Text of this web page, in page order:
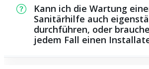
Zeitraum an der Schadensstelle
hängt unter anderem von der
zu dem Zeitraum ab sowie
Verkehrslage und der örtlichen
Kann ich die Wartung einer
Sanitärhilfe auch eigenständig
durchführen, oder brauche ich in
jedem Fall einen